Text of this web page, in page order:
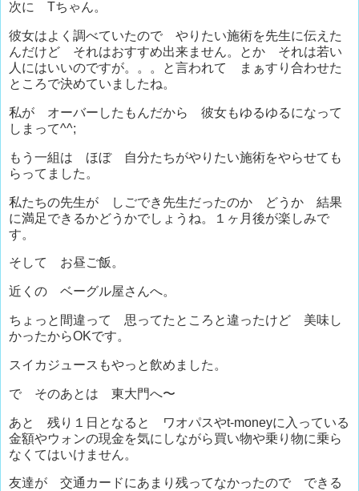
次に Tちゃん。
彼女はよく調べていたので やりたい施術を先生に伝えた
んだけど それはおすすめ出来ません。とか それは若い
人にはいいのですが。。。と言われて まぁすり合わせた
ところで決めていましたね。
私が オーバーしたもんだから 彼女もゆるゆるになって
しまって^^;
もう一組は ほぼ 自分たちがやりたい施術をやらせても
らってました。
私たちの先生が しごでき先生だったのか どうか 結果
に満足できるかどうかでしょうね。１ヶ月後が楽しみで
す。
そして お昼ご飯。
近くの ベーグル屋さんへ。
ちょっと間違って 思ってたところと違ったけど 美味し
かったからOKです。
スイカジュースもやっと飲めました。
で そのあとは 東大門へ〜
あと 残り１日となると ワオパスやt-moneyに入っている
金額やウォンの現金を気にしながら買い物や乗り物に乗ら
なくてはいけません。
友達が 交通カードにあまり残ってなかったので できる